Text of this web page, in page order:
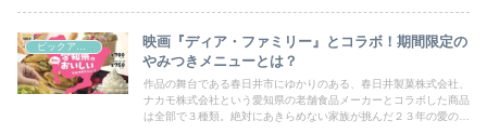
映画『ディア・ファミリー』とコラボ！期間限定の
やみつきメニューとは？
作品の舞台である春日井市にゆかりのある、春日井製菓株式会社、
ナカモ株式会社という愛知県の老舗食品メーカーとコラボした商品
は全部で３種類。絶対にあきらめない家族が挑んだ２３年の愛の実